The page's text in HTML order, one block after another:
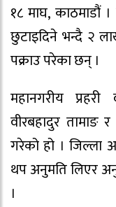
१८ माघ, काठमाडौं
छुटाइदिने भन्दै २
पक्राउ परेका छन् ।
महानगरीय
वीरबहादुर तामाङ
गरेको हो । जिल्ला
थप अनुमति लिएर
।